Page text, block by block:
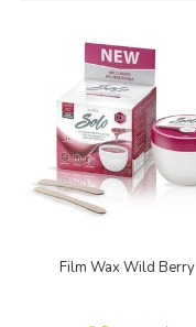
Film Wax Wild Berry